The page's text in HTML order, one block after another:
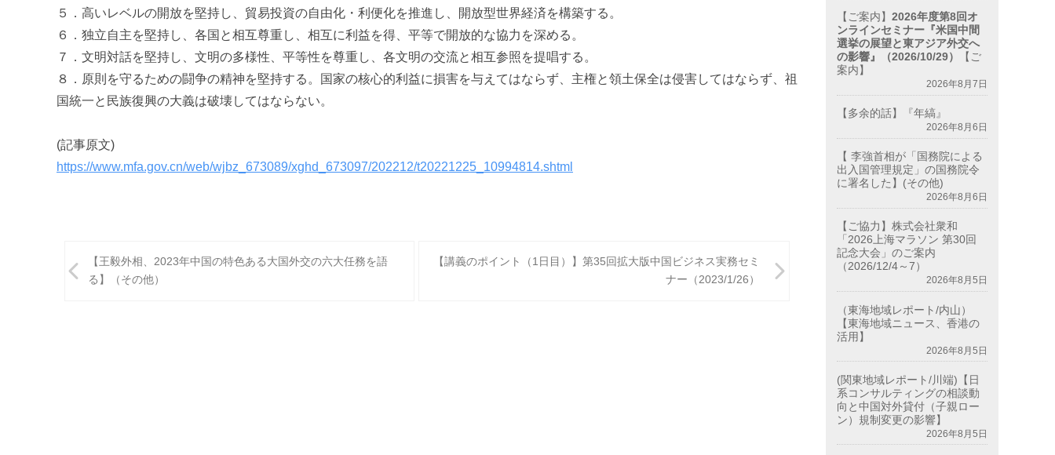
p
o
５．高いレベルの開放を堅持し、貿易投資の自由化・利便化を推進し、開放型世界経済を構築する。
６．独立自主を堅持し、各国と相互尊重し、相互に利益を得、平等で開放的な協力を深める。
７．文明対話を堅持し、文明の多様性、平等性を尊重し、各文明の交流と相互参照を提唱する。
８．原則を守るための闘争の精神を堅持する。国家の核心的利益に損害を与えてはならず、主権と領土保全は侵害してはならず、祖
国統一と民族復興の大義は破壊してはならない。
(記事原文)
https://www.mfa.gov.cn/web/wjbz_673089/xghd_673097/202212/t20221225_10994814.shtml
稿
【王毅外相、2023年中国の特色ある大国外交の六大任務を語
る】（その他）
【講義のポイント（1日目）】第35回拡大版中国ビジネス実務セミ
ナー（2023/1/26）
【ご案内】2026年度第8回オ
ンラインセミナー『米国中間
選挙の展望と東アジア外交へ
の影響』（2026/10/29）
【ご
案内】
2026年8月7日
【多余的話】『年縞』
2026年8月6日
【 李強首相が「国務院による
出入国管理規定」の国務院令
に署名した】(その他)
2026年8月6日
【ご協力】株式会社衆和
「2026上海マラソン 第30回
記念大会」のご案内
（2026/12/4～7）
2026年8月5日
（東海地域レポート/内山）
【東海地域ニュース、香港の
活用】
2026年8月5日
(関東地域レポート/川端)【日
系コンサルティングの相談動
向と中国対外貸付（子親ロー
ン）規制変更の影響】
2026年8月5日